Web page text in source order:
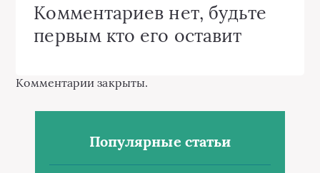
Комментариев нет, будьте
первым кто его оставит
Комментарии закрыты.
Популярные статьи